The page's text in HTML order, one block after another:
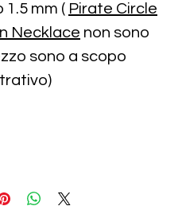
1.5 mm ( Pirate Circle
Necklace non sono
sono a scopo